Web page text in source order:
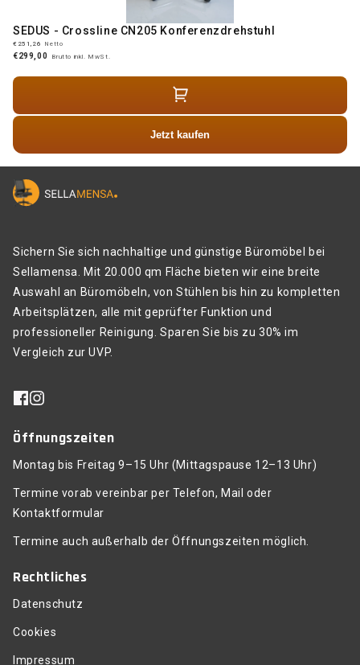
SEDUS - Crossline CN205 Konferenzdrehstuhl
€251,26 Netto
€299,00 Brutto inkl. MwSt.
Jetzt kaufen
Sichern Sie sich nachhaltige und günstige Büromöbel bei
Sellamensa. Mit 20.000 qm Fläche bieten wir eine breite
Auswahl an Büromöbeln, von Stühlen bis hin zu kompletten
Arbeitsplätzen, alle mit geprüfter Funktion und
professioneller Reinigung. Sparen Sie bis zu 30% im
Vergleich zur UVP.
Öffnungszeiten
Montag bis Freitag 9–15 Uhr (Mittagspause 12–13 Uhr)
Termine vorab vereinbar per Telefon, Mail oder
Kontaktformular
Termine auch außerhalb der Öffnungszeiten möglich.
Rechtliches
Datenschutz
Cookies
Impressum